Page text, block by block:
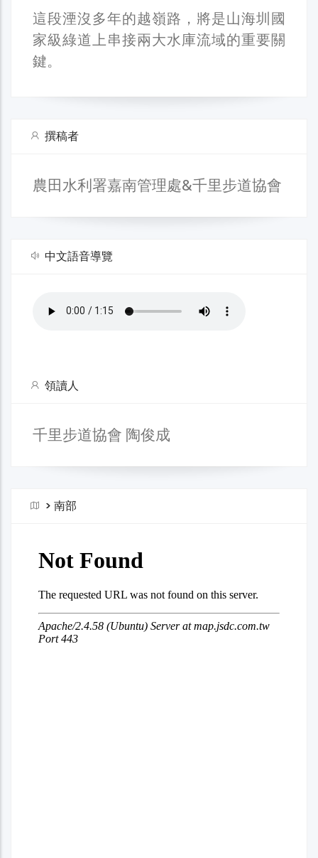
這段湮沒多年的越嶺路，將是山海圳國
家級綠道上串接兩大水庫流域的重要關
鍵。
撰稿者
農田水利署嘉南管理處&千里步道協會
中文語音導覽
領讀人
千里步道協會 陶俊成
> 南部